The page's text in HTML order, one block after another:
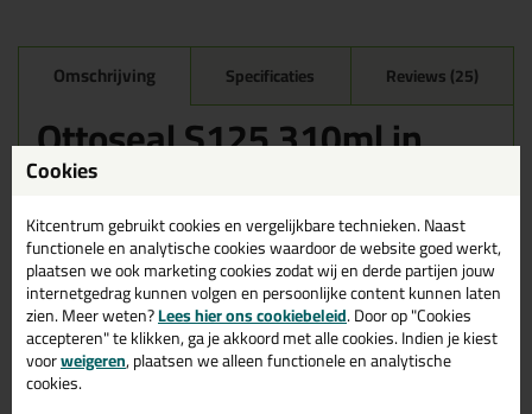
Omschrijving Specificaties Reviews (25)
Ottoseal S125 310ml in
Mat Eik Wit C8151
Ottoseal S125 310ml in de kleur Mat Eik Wit C8151 is te
gebruiken voor verschillende toepassingen. Een duurzame en
veelzijdige kit welke makkelijk te verwerken is. Perfect als je een
bijpassende kleur zoekt met gegarandeerd een topresultaat.
Bestel de Ottoseal S125 310ml in kleur Mat Eik Wit C8151
vandaag nog! Op voorraad en op werkdagen besteld = morgen in
huis.
Wil je meer weten over de toepassing en kenmerken van dit
Cookies
Kitcentrum gebruikt cookies en vergelijkbare technieken. Naast
functionele en analytische cookies waardoor de website goed werkt,
plaatsen we ook marketing cookies zodat wij en derde partijen jouw
internetgedrag kunnen volgen en persoonlijke content kunnen laten
zien. Meer weten?Lees hier ons cookiebeleid. Door op "Cookies
accepteren" te klikken, ga je akkoord met alle cookies. Indien je kiest
voorweigeren, plaatsen we alleen functionele en analytische
cookies.